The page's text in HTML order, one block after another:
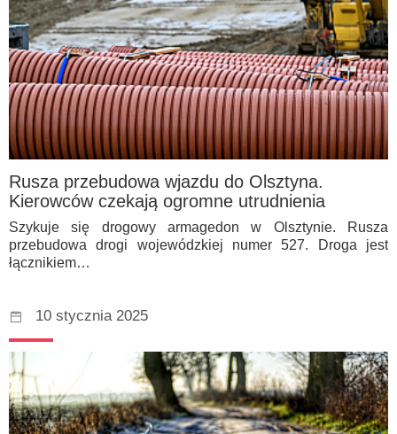
Rusza przebudowa wjazdu do Olsztyna.
Kierowców czekają ogromne utrudnienia
Szykuje się drogowy armagedon w Olsztynie. Rusza
przebudowa drogi wojewódzkiej numer 527. Droga jest
łącznikiem…
10 stycznia 2025